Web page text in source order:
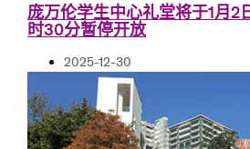
庞万伦学生中心礼堂将于1月2
时30分暂停开放
2025-12-30